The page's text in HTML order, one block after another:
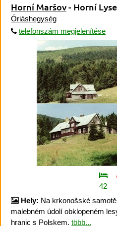
Horní Maršov- Horní
Óriáshegység
telefonszám megjelenítése
42
Hely: Na krkonošské
malebném údolí obklopeném
hranic s Polskem. több...